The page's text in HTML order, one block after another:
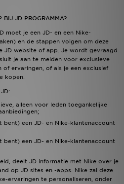
BIJ JD PROGRAMMA?
moet je een JD- en een Nike-
en de stappen volgen om deze
JD website of app. Je wordt gevraagd
je aan te melden voor exclusieve
ervaringen, of als je een exclusief
kopen.
alleen voor leden toegankelijke
bent) een JD- en Nike-klantenaccount
bent) een JD- en Nike-klantenaccount
deelt JD informatie met Nike over je
op JD sites en -apps. Nike zal deze
ervaringen te personaliseren, onder